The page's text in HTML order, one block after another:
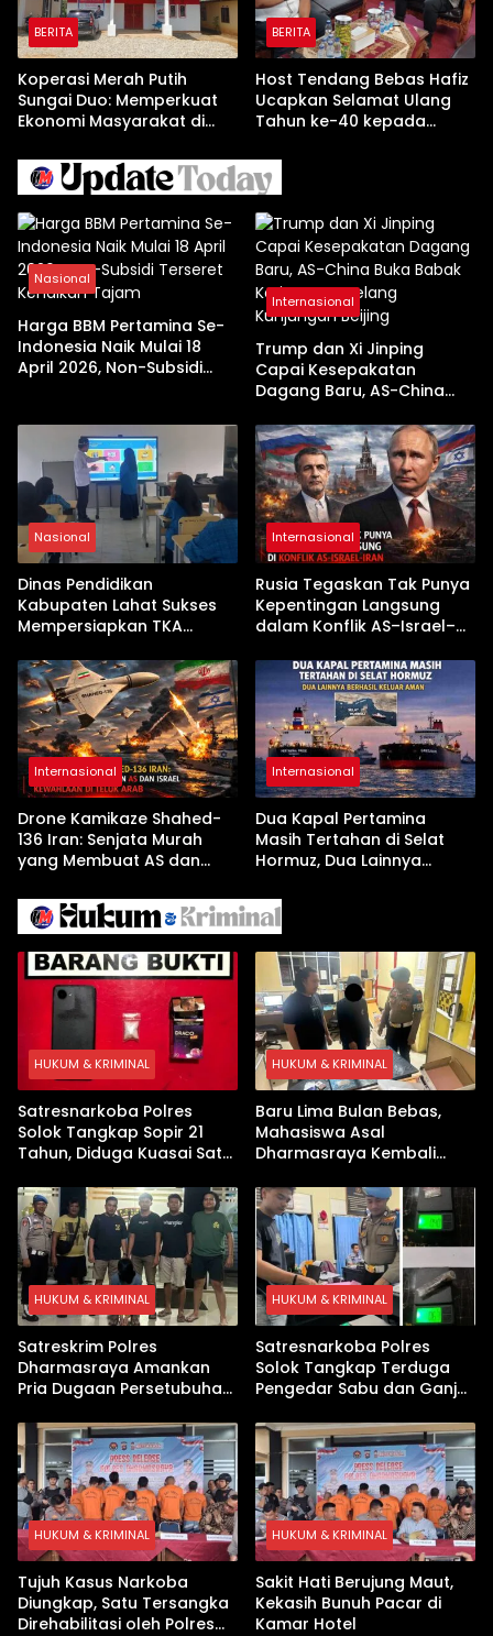
BERITA
Koperasi Merah Putih
Sungai Duo: Memperkuat
Ekonomi Masyarakat di
Permodalan
BERITA
Host Tendang Bebas Hafiz
Ucapkan Selamat Ulang
Tahun ke-40 kepada
Agung Pranajaya, S.I.K
Nasional
Harga BBM Pertamina Se-
Indonesia Naik Mulai 18
April 2026, Non-Subsidi
Internasional
Trump dan Xi Jinping
Capai Kesepakatan
Dagang Baru, AS-China
Jelang Kunjungan Beijing
Nasional
Dinas Pendidikan
Kabupaten Lahat Sukses
Mempersiapkan TKA
Pembekalan Latihan Soal
Tanpa Internet
Internasional
Rusia Tegaskan Tak Punya
Kepentingan Langsung
dalam Konflik AS–Israel–
Internasional
Drone Kamikaze Shahed-
136 Iran: Senjata Murah
yang Membuat AS dan
Arab
Internasional
Dua Kapal Pertamina
Masih Tertahan di Selat
Hormuz, Dua Lainnya
HUKUM & KRIMINAL
Satresnarkoba Polres
Solok Tangkap Sopir 21
Tahun, Diduga Kuasai Satu
HUKUM & KRIMINAL
Baru Lima Bulan Bebas,
Mahasiswa Asal
Dharmasraya Kembali
HUKUM & KRIMINAL
Satreskrim Polres
Dharmasraya Amankan
Pria Dugaan Persetubuhan
HUKUM & KRIMINAL
Satresnarkoba Polres
Solok Tangkap Terduga
Pengedar Sabu dan Ganja
HUKUM & KRIMINAL
Tujuh Kasus Narkoba
Diungkap, Satu Tersangka
Direhabilitasi oleh Polres
HUKUM & KRIMINAL
Sakit Hati Berujung Maut,
Kekasih Bunuh Pacar di
Kamar Hotel